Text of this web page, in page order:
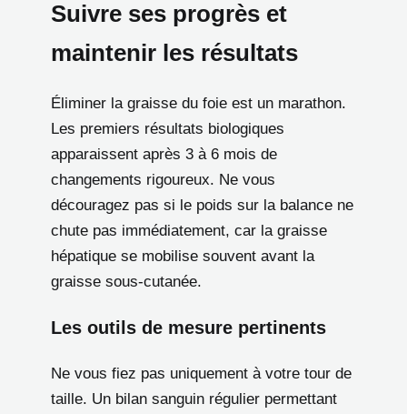
Suivre ses progrès et
maintenir les résultats
Éliminer la graisse du foie est un marathon.
Les premiers résultats biologiques
apparaissent après 3 à 6 mois de
changements rigoureux. Ne vous
découragez pas si le poids sur la balance ne
chute pas immédiatement, car la graisse
hépatique se mobilise souvent avant la
graisse sous-cutanée.
Les outils de mesure pertinents
Ne vous fiez pas uniquement à votre tour de
taille. Un bilan sanguin régulier permettant